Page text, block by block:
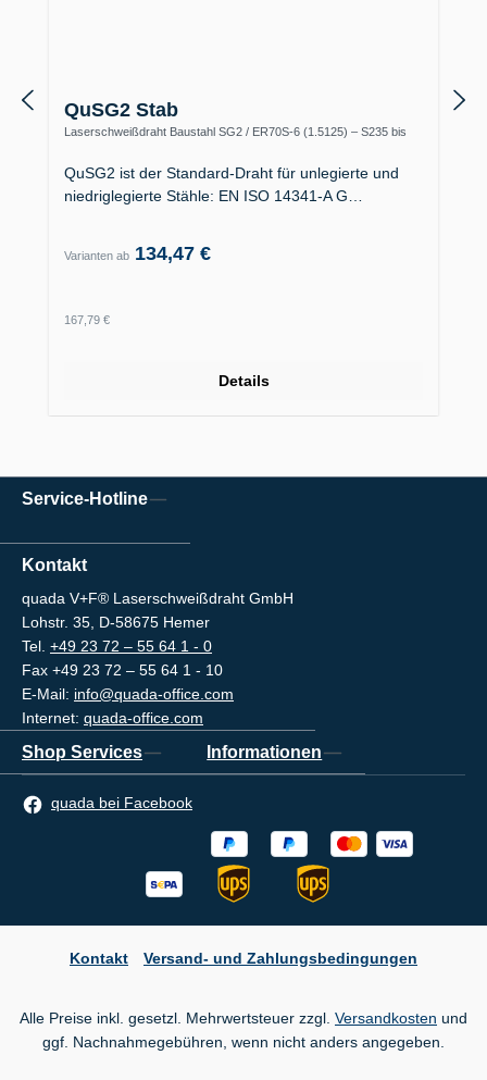
QuSG2 Stab
Laserschweißdraht Baustahl SG2 / ER70S-6 (1.5125) – S235 bis
QuSG2 ist der Standard-Draht für unlegierte und
niedriglegierte Stähle: EN ISO 14341-A G…
Varianten ab 134,47 €
Regulärer Preis:
167,79 €
Details
Service-Hotline
Kontakt
quada V+F® Laserschweißdraht GmbH
Lohstr. 35, D-58675 Hemer
Tel. +49 23 72 – 55 64 1 - 0
Fax +49 23 72 – 55 64 1 - 10
E-Mail: info@quada-office.com
Internet: quada-office.com
Shop Services Informationen
quada bei Facebook
Kontakt Versand- und Zahlungsbedingungen
Alle Preise inkl. gesetzl. Mehrwertsteuer zzgl. Versandkosten und
ggf. Nachnahmegebühren, wenn nicht anders angegeben.